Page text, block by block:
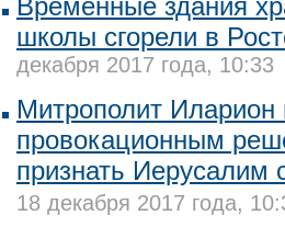
Временные здания
школы сгорели в
декабря 2017 года, 10:33
Митрополит Иларион
провокационным
признать Иерусалим
18 декабря 2017 года,